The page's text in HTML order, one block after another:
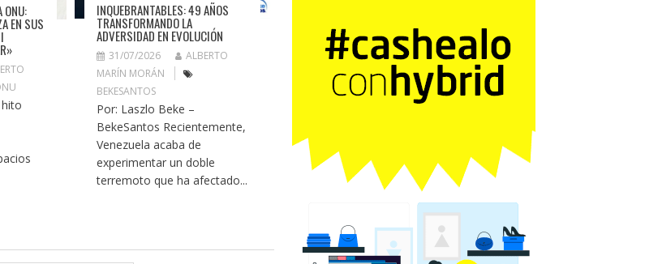
ONU:
EN SUS
INQUEBRANTABLES: 49 AÑOS
TRANSFORMANDO LA
ADVERSIDAD EN EVOLUCIÓN
31/07/2026
ALBERTO
MARÍN MORÁN
BEKESANTOS
Por: Laszlo Beke –
BekeSantos Recientemente,
Venezuela acaba de
experimentar un doble
terremoto que ha afectado...